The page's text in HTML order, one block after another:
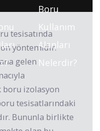
Boru
Kullanım
Alanları
Nelerdir?
tesisatında
yöntemidir.
gelen
boru izolasyon
tesisatlarındaki
Bununla birlikte